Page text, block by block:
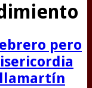
pero